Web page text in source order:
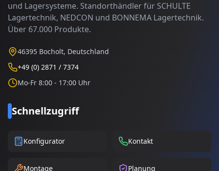
und Lagersysteme. Standorthändler für SCHULTE
Lagertechnik, NEDCON und BONNEMA Lagertechnik.
Über 67.000 Produkte.
46395 Bocholt, Deutschland
+49 (0) 2871 / 7374
Mo-Fr 8:00 - 17:00 Uhr
Schnellzugriff
Konfigurator Kontakt
Montage Planung